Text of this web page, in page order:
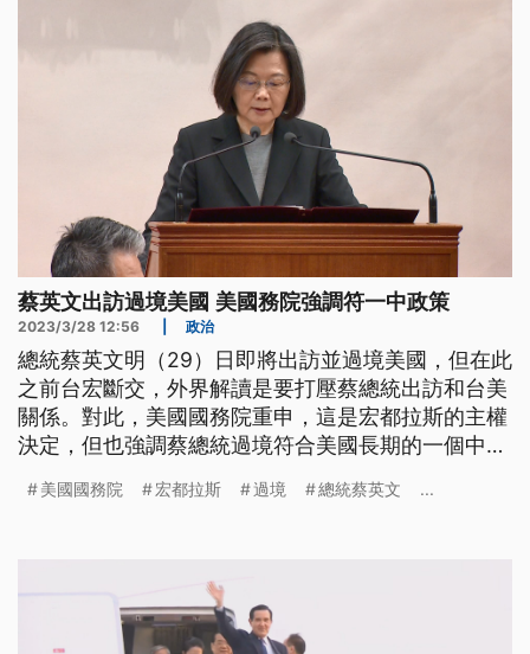
蔡英文出訪過境美國 美國務院強調符一中政策
2023/3/28 12:56 政治
總統蔡英文明（29）日即將出訪並過境美國，但在此
之前台宏斷交，外界解讀是要打壓蔡總統出訪和台美
關係。對此，美國國務院重申，這是宏都拉斯的主權
決定，但也強調蔡總統過境符合美國長期的一個中國
是主權國家的基本權利，不容任何國家指點論斷以及
美國國務院 宏都拉斯 過境 總統蔡英文 ...